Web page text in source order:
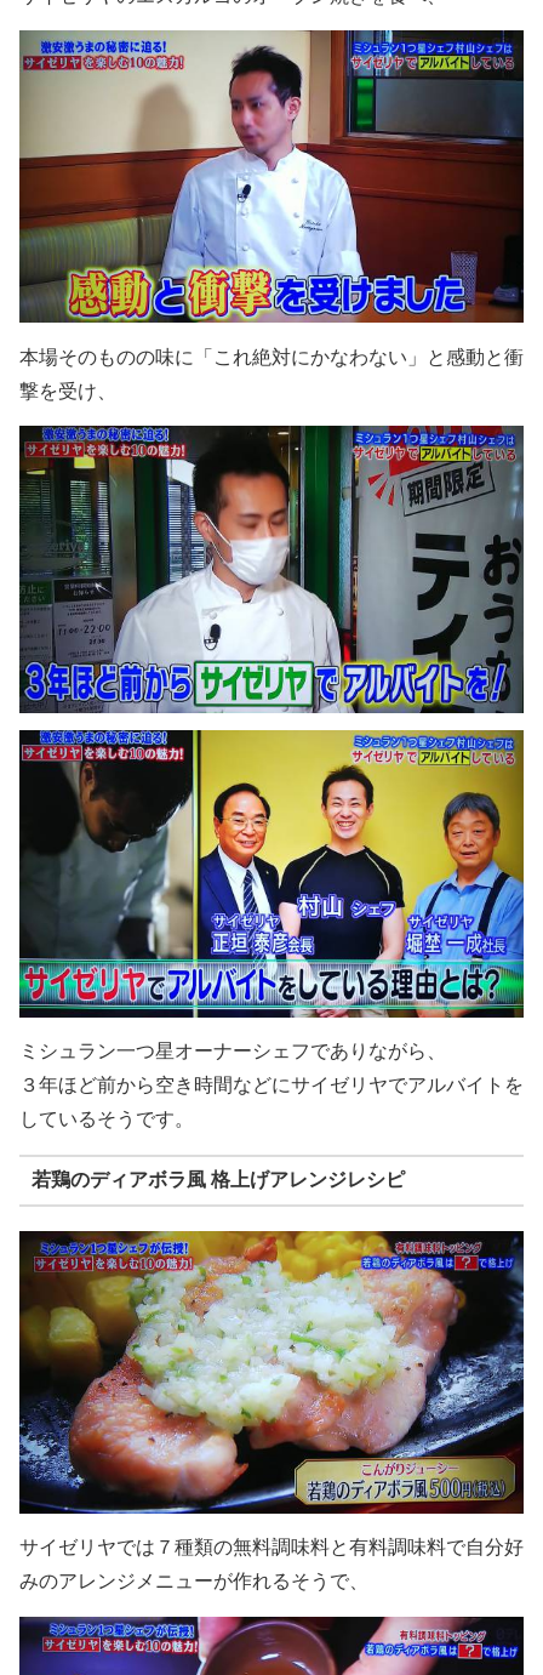
本場そのものの味に「これ絶対にかなわない」と感動と衝
撃を受け、
ミシュラン一つ星オーナーシェフでありながら、
３年ほど前から空き時間などにサイゼリヤでアルバイトを
しているそうです。
若鶏のディアボラ風 格上げアレンジレシピ
サイゼリヤでは７種類の無料調味料と有料調味料で自分好
みのアレンジメニューが作れるそうで、